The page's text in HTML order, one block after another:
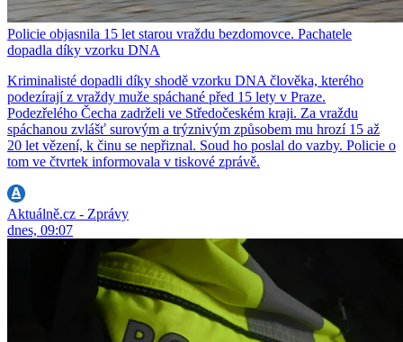
Policie objasnila 15 let starou vraždu bezdomovce. Pachatele
dopadla díky vzorku DNA
Kriminalisté dopadli díky shodě vzorku DNA člověka, kterého
podezírají z vraždy muže spáchané před 15 lety v Praze.
Podezřelého Čecha zadrželi ve Středočeském kraji. Za vraždu
spáchanou zvlášť surovým a trýznivým způsobem mu hrozí 15 až
20 let vězení, k činu se nepřiznal. Soud ho poslal do vazby. Policie o
tom ve čtvrtek informovala v tiskové zprávě.
Aktuálně.cz - Zprávy
dnes, 09:07